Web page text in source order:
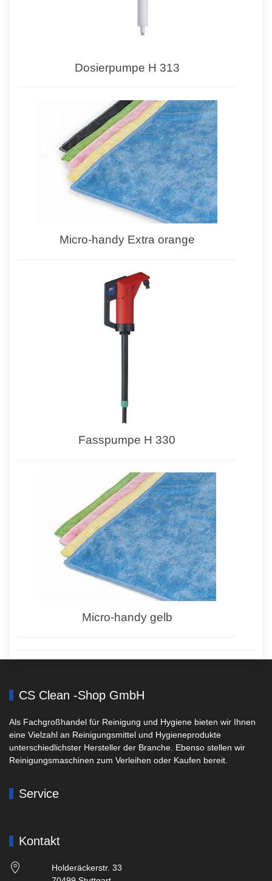
Dosierpumpe H 313
Micro-handy Extra orange
Fasspumpe H 330
Micro-handy gelb
CS Clean -Shop GmbH
Als Fachgroßhandel für Reinigung und Hygiene bieten wir Ihnen
eine Vielzahl an Reinigungsmittel und Hygieneprodukte
unterschiedlichster Hersteller der Branche. Ebenso stellen wir
Reinigungsmaschinen zum Verleihen oder Kaufen bereit.
Service
Kontakt
Holderäckerstr. 33